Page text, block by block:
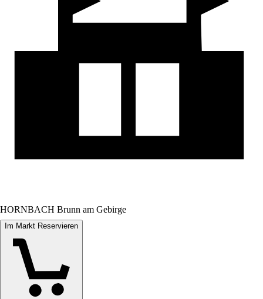
HORNBACH Brunn am Gebirge
Im Markt Reservieren